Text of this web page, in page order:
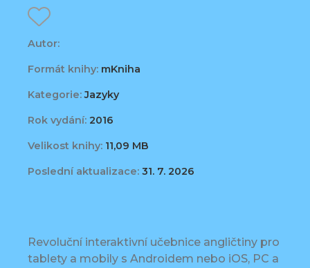
Autor:
Formát knihy: mKniha
Kategorie:Jazyky
Rok vydání: 2016
Velikost knihy: 11,09 MB
Poslední aktualizace: 31. 7. 2026
Revoluční interaktivní učebnice angličtiny pro
tablety a mobily s Androidem nebo iOS, PC a